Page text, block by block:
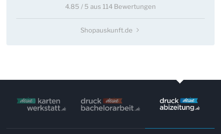
4.85 / 5 aus 114 Bewertungen
Shopauskunft.de